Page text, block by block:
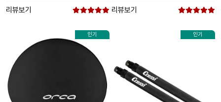
리뷰보기 리뷰보기
인기 인기